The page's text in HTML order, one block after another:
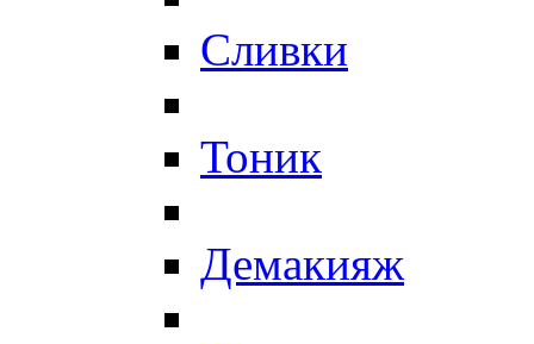
Сливки
Тоник
Демакияж